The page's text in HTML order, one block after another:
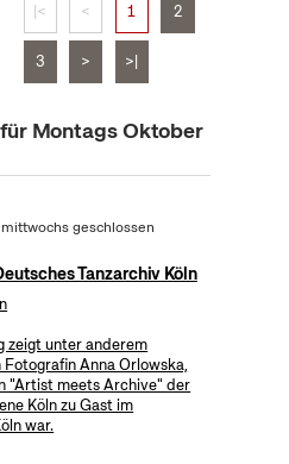
|< < 1 2
3 > >|
Montags Oktober
geschlossen
Tanzarchiv Köln
zeigt unter anderem
Anna Orlowska,
"Artist meets Archive" der
Köln zu Gast im
war.